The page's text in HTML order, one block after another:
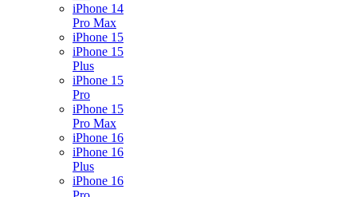
iPhone 14
Pro Max
iPhone 15
iPhone 15
Plus
iPhone 15
Pro
iPhone 15
Pro Max
iPhone 16
iPhone 16
Plus
iPhone 16